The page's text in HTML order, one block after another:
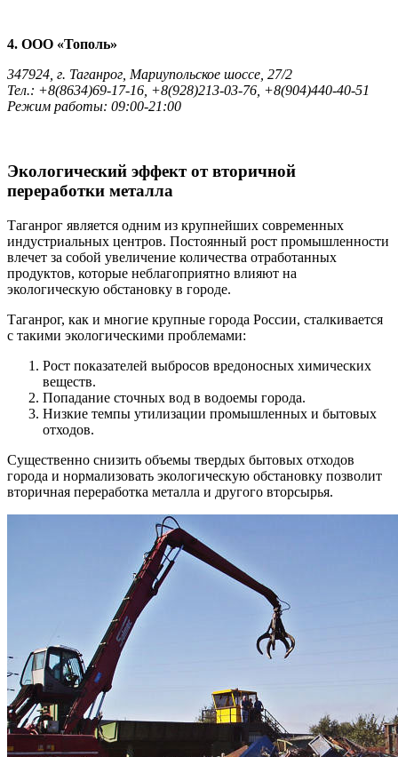
4. ООО «Тополь»
347924, г. Таганрог, Мариупольское шоссе, 27/2
Тел.: +8(8634)69-17-16, +8(928)213-03-76, +8(904)440-40-51
Режим работы: 09:00-21:00
Экологический эффект от вторичной
переработки металла
Таганрог является одним из крупнейших современных
индустриальных центров. Постоянный рост промышленности
влечет за собой увеличение количества отработанных
продуктов, которые неблагоприятно влияют на
экологическую обстановку в городе.
Таганрог, как и многие крупные города России, сталкивается
с такими экологическими проблемами:
Рост показателей выбросов вредоносных химических
веществ.
Попадание сточных вод в водоемы города.
Низкие темпы утилизации промышленных и бытовых
отходов.
Существенно снизить объемы твердых бытовых отходов
города и нормализовать экологическую обстановку позволит
вторичная переработка металла и другого вторсырья.